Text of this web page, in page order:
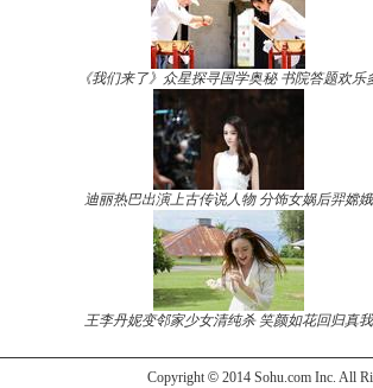
《我们来了》众星探寻国学奥秘 书院答题欢乐
迪丽热巴出演上古传说人物 分饰女娲后羿嫦娥
王李丹妮变邻家少女清纯杀 笑颜如花回归真我
Copyright © 2014 Sohu.com Inc. All